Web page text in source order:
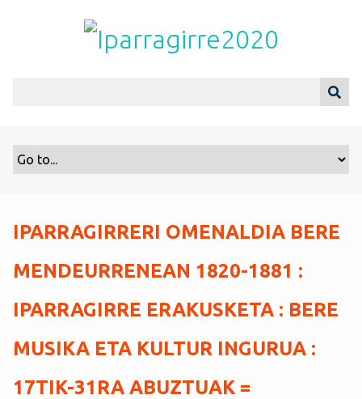
IPARRAGIRRERI OMENALDIA BERE
MENDEURRENEAN 1820-1881 :
IPARRAGIRRE ERAKUSKETA : BERE
MUSIKA ETA KULTUR INGURUA :
17TIK-31RA ABUZTUAK =